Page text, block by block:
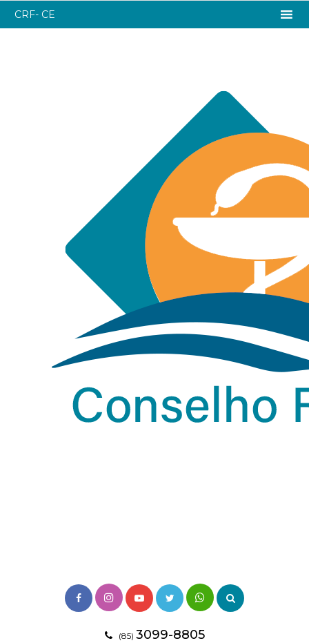
(85) 3099-8805
CRF- CE